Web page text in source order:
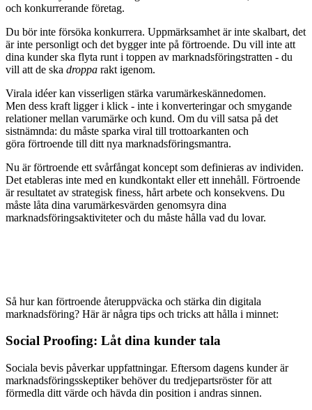
och konkurrerande företag.
Du bör inte försöka konkurrera. Uppmärksamhet är inte skalbart, det
är inte personligt och det bygger inte på förtroende. Du vill inte att
dina kunder ska flyta runt i toppen av marknadsföringstratten - du
vill att de ska droppa rakt igenom.
Virala idéer kan visserligen stärka varumärkeskännedomen.
Men dess kraft ligger i klick - inte i konverteringar och smygande
relationer mellan varumärke och kund. Om du vill satsa på det
sistnämnda: du måste sparka viral till trottoarkanten och
göra förtroende till ditt nya marknadsföringsmantra.
Nu är förtroende ett svårfångat koncept som definieras av individen.
Det etableras inte med en kundkontakt eller ett innehåll. Förtroende
är resultatet av strategisk finess, hårt arbete och konsekvens. Du
måste låta dina varumärkesvärden genomsyra dina
marknadsföringsaktiviteter och du måste hålla vad du lovar.
Så hur kan förtroende återuppväcka och stärka din digitala
marknadsföring? Här är några tips och tricks att hålla i minnet:
Social Proofing: Låt dina kunder tala
Sociala bevis påverkar uppfattningar. Eftersom dagens kunder är
marknadsföringsskeptiker behöver du tredjepartsröster för att
förmedla ditt värde och hävda din position i andras sinnen.